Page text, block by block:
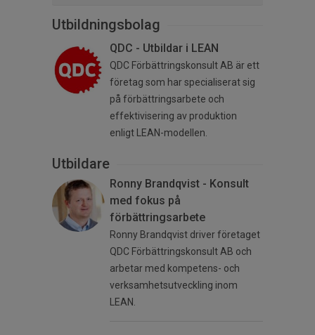
Utbildningsbolag
QDC - Utbildar i LEAN
QDC Förbättringskonsult AB är ett
företag som har specialiserat sig
på förbättringsarbete och
effektivisering av produktion
enligt LEAN-modellen.
Utbildare
Ronny Brandqvist - Konsult
med fokus på
förbättringsarbete
Ronny Brandqvist driver företaget
QDC Förbättringskonsult AB och
arbetar med kompetens- och
verksamhetsutveckling inom
LEAN.